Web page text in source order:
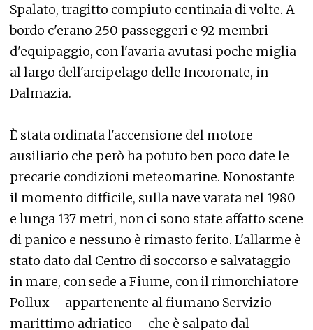
Spalato, tragitto compiuto centinaia di volte. A
bordo c'erano 250 passeggeri e 92 membri
d'equipaggio, con l'avaria avutasi poche miglia
al largo dell'arcipelago delle Incoronate, in
Dalmazia.
È stata ordinata l'accensione del motore
ausiliario che però ha potuto ben poco date le
precarie condizioni meteomarine. Nonostante
il momento difficile, sulla nave varata nel 1980
e lunga 137 metri, non ci sono state affatto scene
di panico e nessuno è rimasto ferito. L'allarme è
stato dato dal Centro di soccorso e salvataggio
in mare, con sede a Fiume, con il rimorchiatore
Pollux – appartenente al fiumano Servizio
marittimo adriatico – che è salpato dal